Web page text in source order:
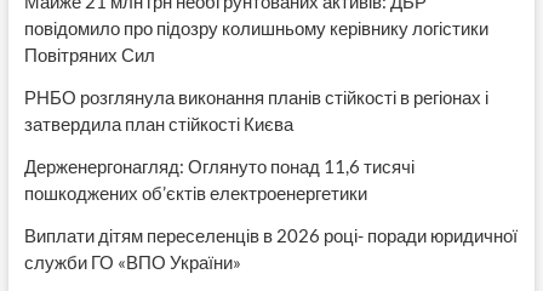
повідомило про підозру колишньому керівнику логістики
Повітряних Сил
РНБО розглянула виконання планів стійкості в регіонах і
затвердила план стійкості Києва
Держенергонагляд: Оглянуто понад 11,6 тисячі
пошкоджених об’єктів електроенергетики
Виплати дітям переселенців в 2026 році- поради юридичної
служби ГО «ВПО України»